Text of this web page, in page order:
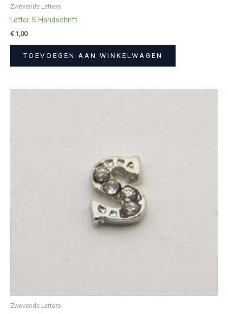
Zwevende Letters
Letter S Handschrift
€1,00
TOEVOEGEN AAN WINKELWAGEN
Zwevende Letters